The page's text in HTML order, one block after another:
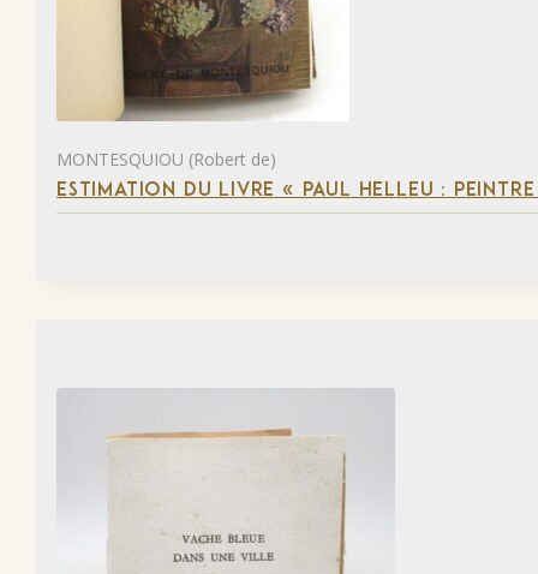
MONTESQUIOU (Robert de)
ESTIMATION DU LIVRE « PAUL HELLEU :